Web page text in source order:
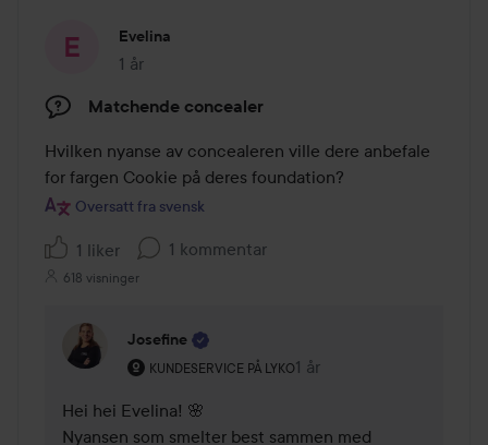
Evelina
1 år
Innlegget ble opprettet 1 år
Matchende concealer
Hvilken nyanse av concealeren ville dere anbefale
for fargen Cookie på deres foundation?
Oversatt fra svensk
1 liker 1 kommentar
618 visninger
Josefine
KUNDESERVICE PÅ LYKO
Brukerens rolle: Kundeservice på Lyko.
1 år
Kommentaren lades 1 år
Hei hei Evelina! 🌸
Nyansen som smelter best sammen med